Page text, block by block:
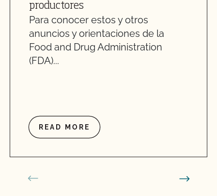
productores
Para conocer estos y otros
anuncios y orientaciones de la
Food and Drug Administration
(FDA)...
READ MORE